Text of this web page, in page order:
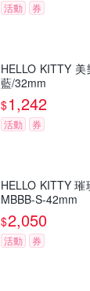
活動 券
HELLO KITTY
藍/32mm
$1,242
活動 券
HELLO KITTY
MBBB-S-42mm
$2,050
活動 券